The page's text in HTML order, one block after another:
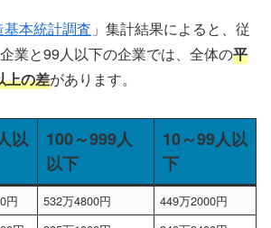
本統計調査 」集計結果によると、従
業と99人以下の企業では、全体の平
上の差があります。
以
100～999人
以下
10～99人以
下
円 532万4800円
449万2000円